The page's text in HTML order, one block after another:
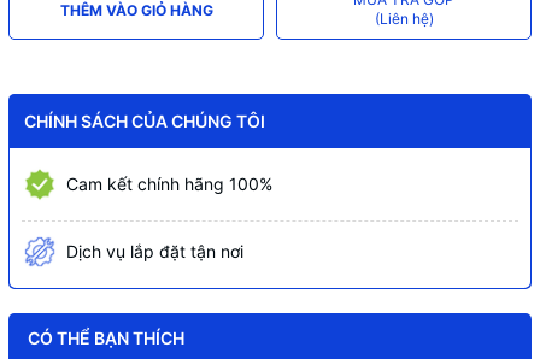
THÊM VÀO GIỎ HÀNG
(Liên hệ)
CHÍNH SÁCH CỦA CHÚNG TÔI
Cam kết chính hãng 100%
Dịch vụ lắp đặt tận nơi
CÓ THỂ BẠN THÍCH